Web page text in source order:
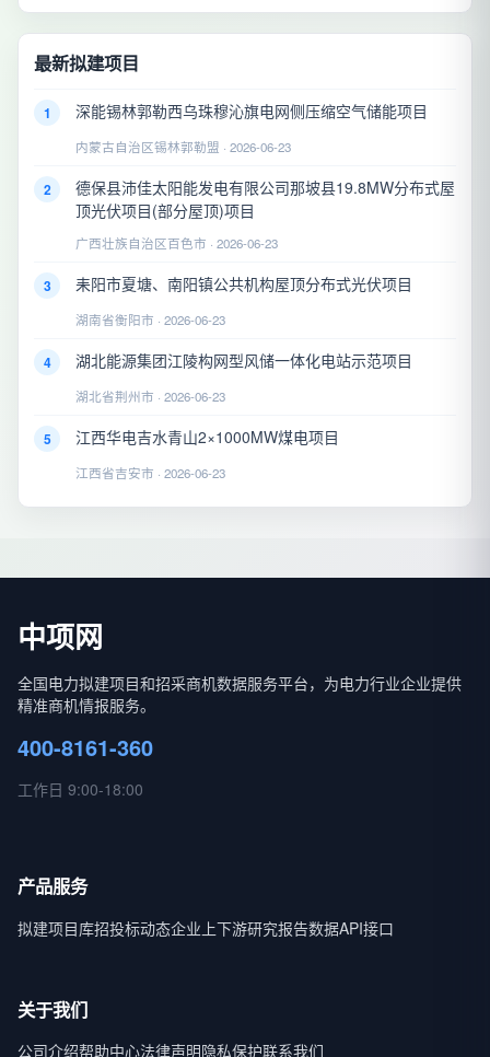
最新拟建项目
1 深能锡林郭勒西乌珠穆沁旗电网侧压缩空气储能项目
内蒙古自治区锡林郭勒盟 · 2026-06-23
2
德保县沛佳太阳能发电有限公司那坡县19.8MW分布式屋
顶光伏项目(部分屋顶)项目
广西壮族自治区百色市 · 2026-06-23
3 耒阳市夏塘、南阳镇公共机构屋顶分布式光伏项目
湖南省衡阳市 · 2026-06-23
4 湖北能源集团江陵构网型风储一体化电站示范项目
湖北省荆州市 · 2026-06-23
5 江西华电吉水青山2×1000MW煤电项目
江西省吉安市 · 2026-06-23
中项网
全国电力拟建项目和招采商机数据服务平台，为电力行业企业提供
精准商机情报服务。
400-8161-360
工作日 9:00-18:00
产品服务
拟建项目库招投标动态企业上下游研究报告数据API接口
关于我们
公司介绍帮助中心法律声明隐私保护联系我们